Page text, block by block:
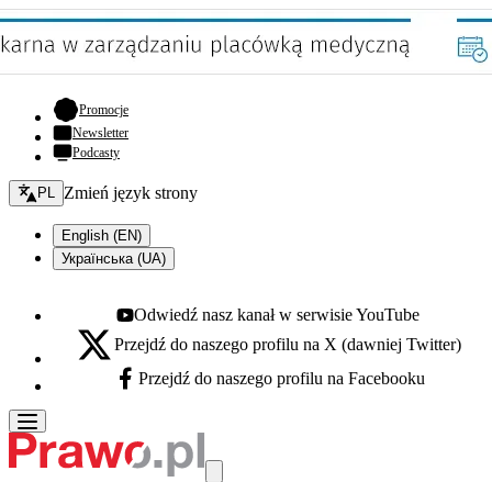
Promocje- otwiera się w nowej karcie
Newsletter
Podcasty
Zmień język - bieżący:
PL Zmień język strony
English (EN)
Українська (UA)
Youtube - otwiera się w nowej karcie
Odwiedź nasz kanał w serwisie YouTube
X - otwiera się w nowej karcie
Przejdź do naszego profilu na X (dawniej Twitter)
Facebook - otwiera się w nowej karcie
Przejdź do naszego profilu na Facebooku